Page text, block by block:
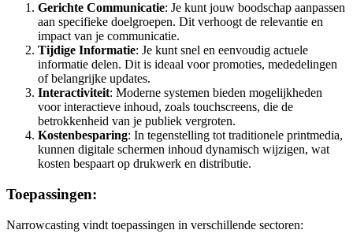
Gerichte Communicatie: Je kunt jouw boodschap aanpassen
aan specifieke doelgroepen. Dit verhoogt de relevantie en
impact van je communicatie.
Tijdige Informatie: Je kunt snel en eenvoudig actuele
informatie delen. Dit is ideaal voor promoties, mededelingen
of belangrijke updates.
Interactiviteit: Moderne systemen bieden mogelijkheden
voor interactieve inhoud, zoals touchscreens, die de
betrokkenheid van je publiek vergroten.
Kostenbesparing: In tegenstelling tot traditionele printmedia,
kunnen digitale schermen inhoud dynamisch wijzigen, wat
kosten bespaart op drukwerk en distributie.
Toepassingen:
Narrowcasting vindt toepassingen in verschillende sectoren: